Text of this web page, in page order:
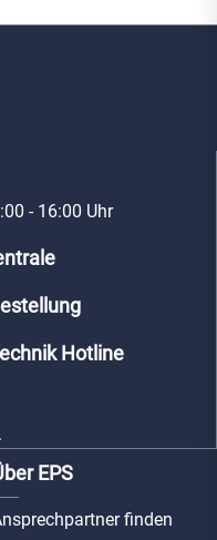
- 16:00 Uhr
Hotline
EPS
finden